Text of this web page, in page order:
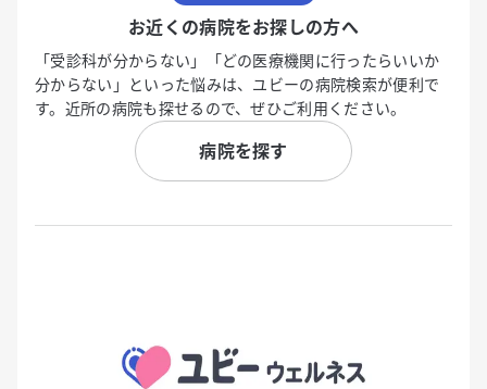
お近くの病院をお探しの方へ
「受診科が分からない」「どの医療機関に行ったらいいか
分からない」といった悩みは、ユビーの病院検索が便利で
す。近所の病院も探せるので、ぜひご利用ください。
病院を探す